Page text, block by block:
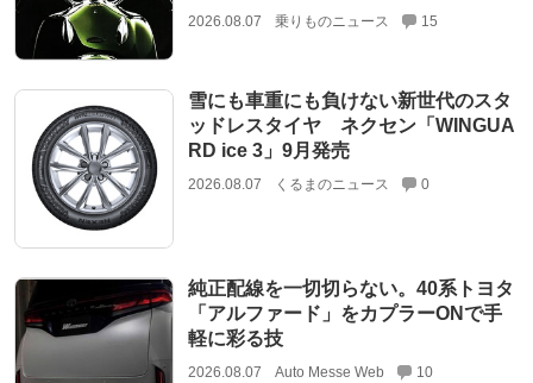
2026.08.07 乗りものニュース 15
雪にも車重にも負けない新世代のスタ
ッドレスタイヤ ネクセン「WINGUA
RD ice 3」9月発売
2026.08.07 くるまのニュース 0
純正配線を一切切らない。40系トヨタ
「アルファード」をカプラーONで手
軽に彩る技
2026.08.07 Auto Messe Web 10